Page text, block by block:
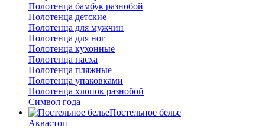
Полотенца бамбук разнобой
Полотенца детские
Полотенца для мужчин
Полотенца для ног
Полотенца кухонные
Полотенца пасха
Полотенца пляжные
Полотенца упаковками
Полотенца хлопок разнобой
Символ года
Постельное белье
Аквастоп